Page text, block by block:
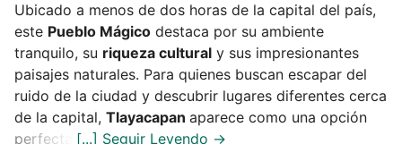
Ubicado a menos de dos horas de la capital del país,
este Pueblo Mágico destaca por su ambiente
tranquilo, su riqueza cultural y sus impresionantes
paisajes naturales. Para quienes buscan escapar del
ruido de la ciudad y descubrir lugares diferentes cerca
de la capital, Tlayacapan aparece como una opción
perfecta.